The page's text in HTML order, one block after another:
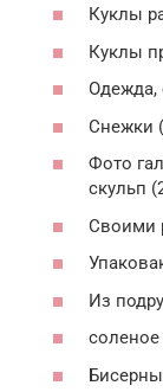
Куклы
Куклы
Одежда,
Снежки
Фото
скульп
Своими
Из
соленое